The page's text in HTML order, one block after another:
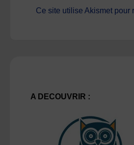
Ce site utilise Akismet pour
A DECOUVRIR :